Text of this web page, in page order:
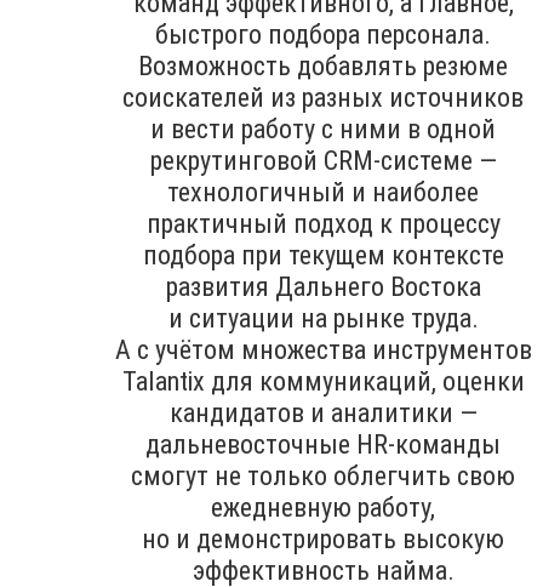
быстрого подбора персонала.
Возможность добавлять резюме
соискателей из разных источников
и вести работу с ними в одной
рекрутинговой CRM-системе —
технологичный и наиболее
практичный подход к процессу
подбора при текущем контексте
развития Дальнего Востока
и ситуации на рынке труда.
А с учётом множества инструментов
Talantix для коммуникаций, оценки
кандидатов и аналитики —
дальневосточные HR-команды
смогут не только облегчить свою
ежедневную работу,
но и демонстрировать высокую
эффективность найма.